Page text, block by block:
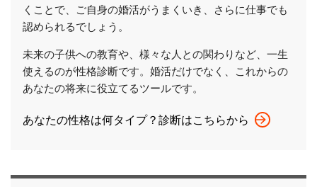
くことで、ご自身の婚活がうまくいき、さらに仕事でも
認められるでしょう。
未来の子供への教育や、様々な人との関わりなど、一生
使えるのが性格診断です。婚活だけでなく、これからの
あなたの将来に役立てるツールです。
あなたの性格は何タイプ？診断はこちらから